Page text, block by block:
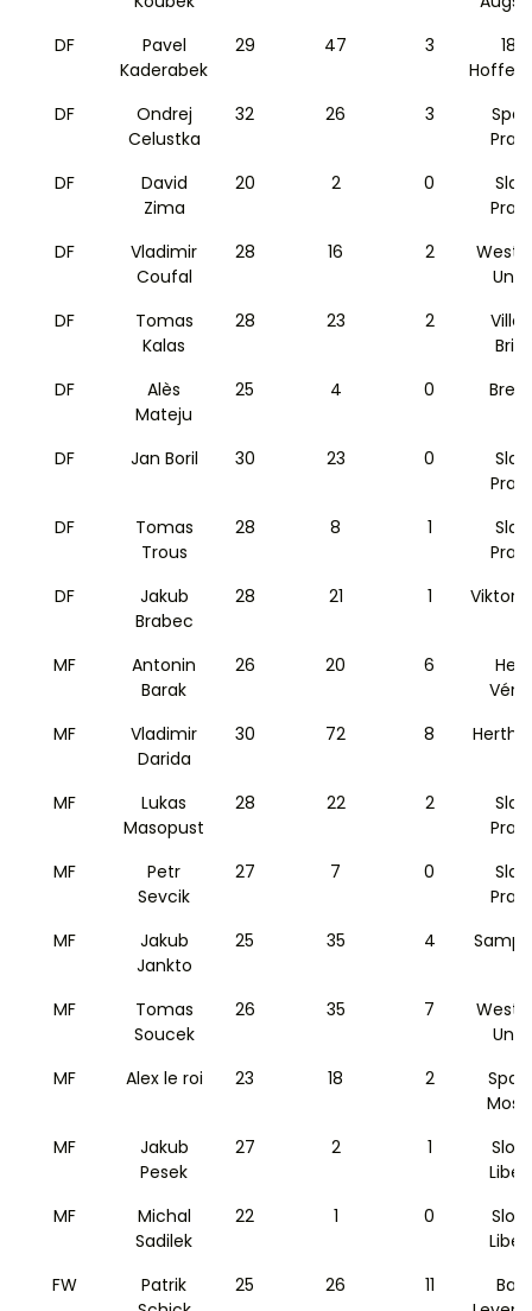
DF
Pavel
Kaderabek
29 47 3
DF
Ondrej
Celustka
32 26 3
DF
David
Zima
20 2 0
DF
Vladimir
Coufal
28 16 2
West
DF
Tomas
Kalas
28 23 2
Ville
DF
Alès
Mateju
25 4 0
DF Jan Boril 30 23 0
DF
Tomas
Trous
28 8 1
DF
Jakub
Brabec
28 21 1
MF
Antonin
Barak
26 20 6
MF
Vladimir
Darida
30 72 8 Hertha
MF
Lukas
Masopust
28 22 2
MF
Petr
Sevcik
27 7 0
MF
Jakub
Jankto
25 35 4
MF
Tomas
Soucek
26 35 7
West
MF
Alex le roi 23 18 2
MF
Jakub
Pesek
27 2 1
MF
Michal
Sadilek
22 1 0
FW
Patrik
25 26 11